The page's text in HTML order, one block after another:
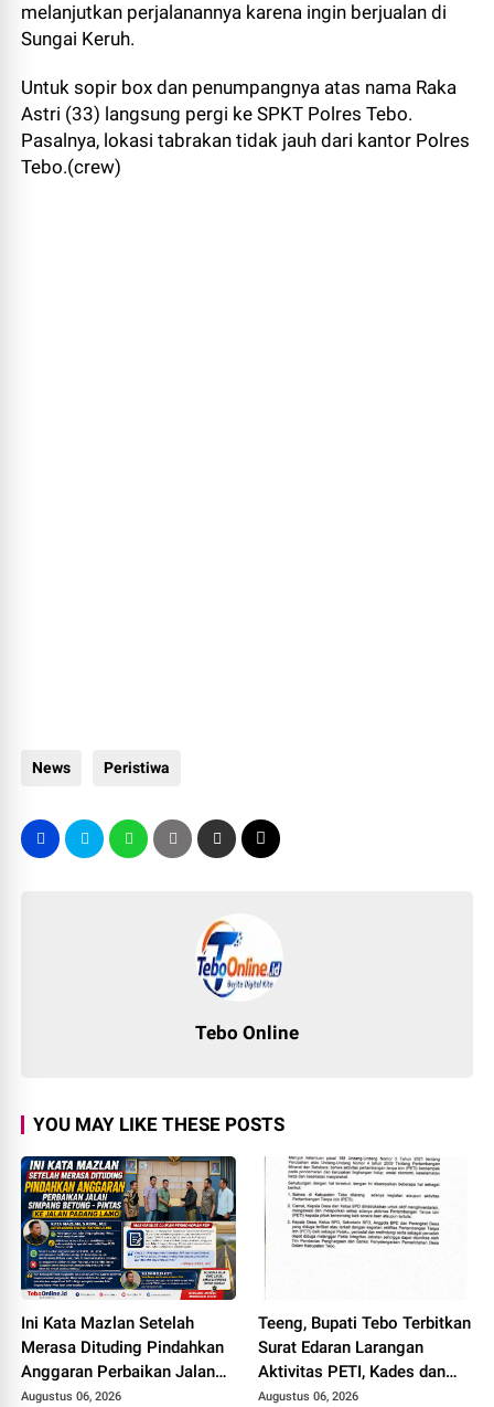
melanjutkan perjalanannya karena ingin berjualan di
Sungai Keruh.
Untuk sopir box dan penumpangnya atas nama Raka
Astri (33) langsung pergi ke SPKT Polres Tebo.
Pasalnya, lokasi tabrakan tidak jauh dari kantor Polres
Tebo.(crew)
News Peristiwa
Tebo Online
YOU MAY LIKE THESE POSTS
Ini Kata Mazlan Setelah
Merasa Dituding Pindahkan
Anggaran Perbaikan Jalan
Simpang Betung - Pintas ke
Augustus 06, 2026
Teeng, Bupati Tebo Terbitkan
Surat Edaran Larangan
Aktivitas PETI, Kades dan
Perangkat Desa Yang
Augustus 06, 2026